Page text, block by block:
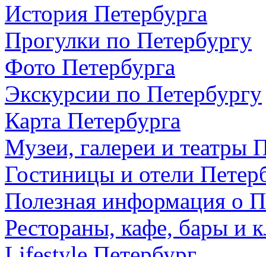
История Петербурга
Прогулки по Петербургу
Фото Петербурга
Экскурсии по Петербургу
Карта Петербурга
Музеи, галереи и театры
Гостиницы и отели
Полезная информация о
Рестораны, кафе, бары и